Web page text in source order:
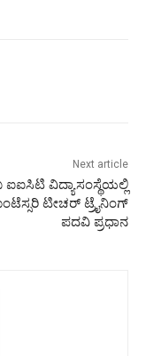
Next article
ಐಐಸಿಟಿ ವಿದ್ಯಾಸಂಸ್ಥೆಯಲ್ಲಿ
ಟೀಚರ್ ಟ್ರೈನಿಂಗ್
ಪದವಿ ಪ್ರಧಾನ